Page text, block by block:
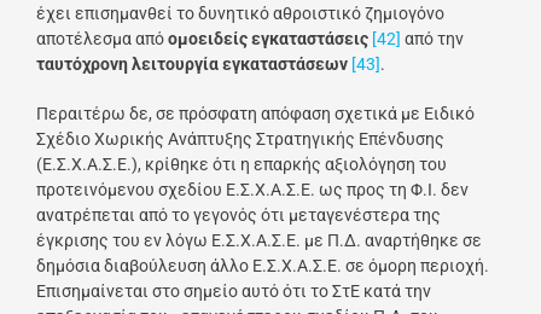
έχει επισημανθεί το δυνητικό αθροιστικό ζημιογόνο
αποτέλεσμα απόομοειδείς εγκαταστάσεις [42] από την
ταυτόχρονη λειτουργία εγκαταστάσεων [43].
Περαιτέρω δε, σε πρόσφατη απόφαση σχετικά με Ειδικό
Σχέδιο Χωρικής Ανάπτυξης Στρατηγικής Επένδυσης
(Ε.Σ.Χ.Α.Σ.Ε.), κρίθηκε ότι η επαρκής αξιολόγηση του
προτεινόμενου σχεδίου Ε.Σ.Χ.Α.Σ.Ε. ως προς τη Φ.Ι. δεν
ανατρέπεται από το γεγονός ότι μεταγενέστερα της
έγκρισης του εν λόγω Ε.Σ.Χ.Α.Σ.Ε. με Π.Δ. αναρτήθηκε σε
δημόσια διαβούλευση άλλο Ε.Σ.Χ.Α.Σ.Ε. σε όμορη περιοχή.
Επισημαίνεται στο σημείο αυτό ότι το ΣτΕ κατά την